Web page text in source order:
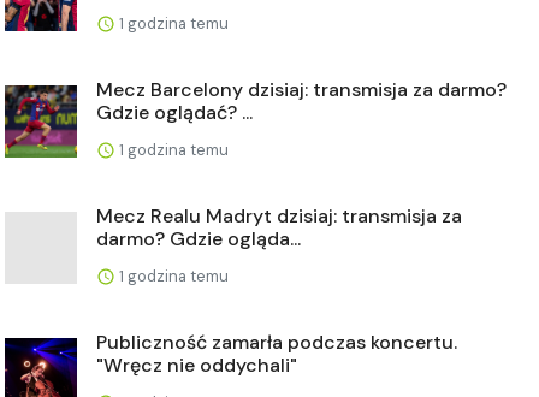
1 godzina temu
Mecz Barcelony dzisiaj: transmisja za darmo?
Gdzie oglądać? ...
1 godzina temu
Mecz Realu Madryt dzisiaj: transmisja za
darmo? Gdzie ogląda...
1 godzina temu
Publiczność zamarła podczas koncertu.
"Wręcz nie oddychali"